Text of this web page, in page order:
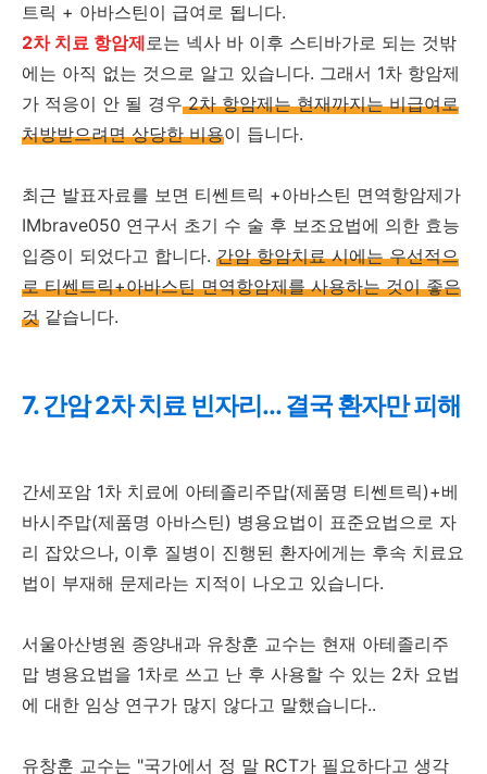
트릭 + 아바스틴이 급여로 됩니다.
2차 치료 항암제로는 넥사 바 이후 스티바가로 되는 것밖
에는 아직 없는 것으로 알고 있습니다. 그래서 1차 항암제
가 적응이 안 될 경우2차 항암제는 현재까지는 비급여로
처방받으려면 상당한 비용이 듭니다.
최근 발표자료를 보면 티쎈트릭 +아바스틴 면역항암제가
IMbrave050 연구서 초기 수 술 후 보조요법에 의한 효능
입증이 되었다고 합니다. 간암 항암치료 시에는 우선적으
로 티쎈트릭+아바스틴 면역항암제를 사용하는 것이 좋은
것 같습니다.
7. 간암 2차 치료 빈자리... 결국 환자만 피해
간세포암 1차 치료에 아테졸리주맙(제품명 티쎈트릭)+베
바시주맙(제품명 아바스틴) 병용요법이 표준요법으로 자
리 잡았으나, 이후 질병이 진행된 환자에게는 후속 치료요
법이 부재해 문제라는 지적이 나오고 있습니다.
서울아산병원 종양내과 유창훈 교수는 현재 아테졸리주
맙 병용요법을 1차로 쓰고 난 후 사용할 수 있는 2차 요법
에 대한 임상 연구가 많지 않다고 말했습니다..
유창훈 교수는 "국가에서 정 말 RCT가 필요하다고 생각